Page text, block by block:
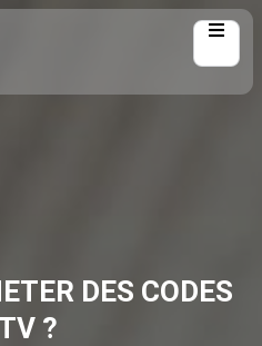
DES CODES
?